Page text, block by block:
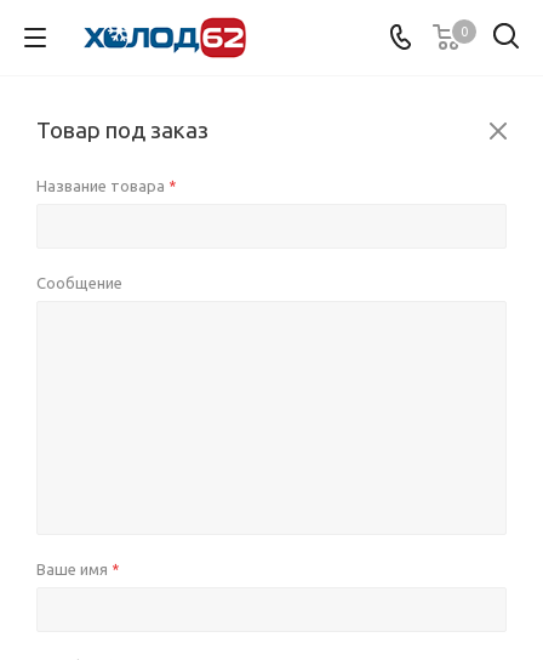
0
Товар под заказ
Название товара *
Сообщение
Ваше имя *